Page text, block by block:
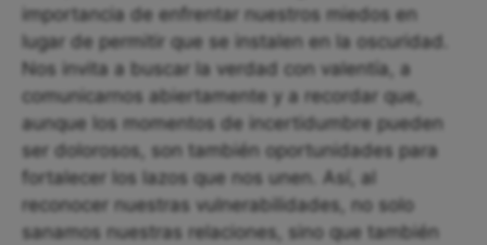
importancia de enfrentar nuestros miedos en
lugar de permitir que se instalen en la oscuridad.
Nos invita a buscar la verdad con valentía, a
comunicarnos abiertamente y a recordar que,
aunque los momentos de incertidumbre pueden
ser dolorosos, son también oportunidades para
fortalecer los lazos que nos unen. Así, al
reconocer nuestras vulnerabilidades, no solo
sanamos nuestras relaciones, sino que también